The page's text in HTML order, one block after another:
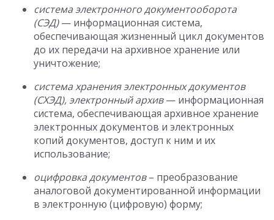
система электронного документооборота
(СЭД)— информационная система,
обеспечивающая жизненный цикл документов
до их передачи на архивное хранение или
уничтожение;
система хранения электронных документов
(СХЭД), электронный архив— информационная
система, обеспечивающая архивное хранение
электронных документов и электронных
копий документов, доступ к ним и их
использование;
оцифровка документов– преобразование
аналоговой документированной информации
в электронную (цифровую) форму;